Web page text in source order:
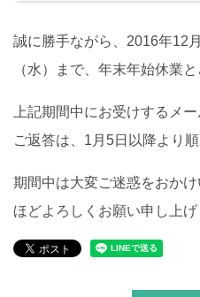
誠に勝手ながら、2016年12
（水）まで、年末年始休業
上記期間中にお受けするメ
ご返答は、1月5日以降より
期間中は大変ご迷惑をおか
ほどよろしくお願い申し上げ